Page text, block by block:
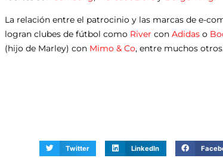
La relación entre el patrocinio y las marcas de e-
logran clubes de fútbol como River con Adidas o
(hijo de Marley) con Mimo & Co, entre muchos
Twitter LinkedIn